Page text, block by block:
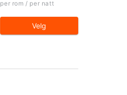
per rom / per natt
Velg